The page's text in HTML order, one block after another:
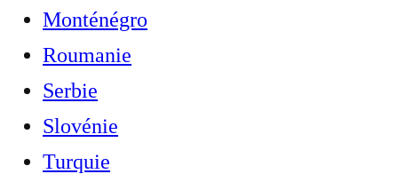
Monténégro
Roumanie
Serbie
Slovénie
Turquie